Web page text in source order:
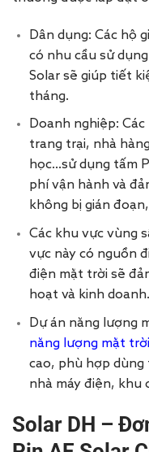
Dân dụng: Các hộ
có nhu cầu sử
Solar sẽ giúp tiết
tháng.
Doanh nghiệp:
trang trại, nhà
học…sử dụng tấm
phí vận hành và
không bị gián
Các khu vực vùng
vực này có nguồn
điện mặt trời sẽ
hoạt và kinh doanh.
Dự án năng lượng
năng lượng mặt trời
cao, phù hợp dùng
nhà máy điện, khu
Solar DH –